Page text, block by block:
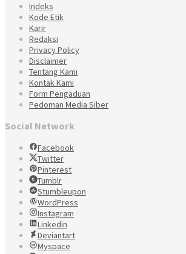
Indeks
Kode Etik
Karir
Redaksi
Privacy Policy
Disclaimer
Tentang Kami
Kontak Kami
Form Pengaduan
Pedoman Media Siber
Social Network
Facebook
Twitter
Pinterest
Tumblr
Stumbleupon
WordPress
Instagram
Linkedin
Deviantart
Myspace